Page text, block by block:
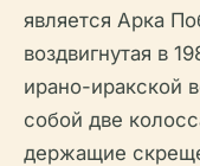
является Арка
воздвигнутая в
ирано-иракской
собой две
держащие